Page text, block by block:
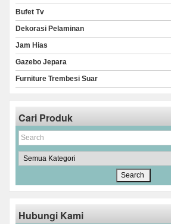
Bufet Tv
Dekorasi Pelaminan
Jam Hias
Gazebo Jepara
Furniture Trembesi Suar
Cari Produk
Hubungi Kami